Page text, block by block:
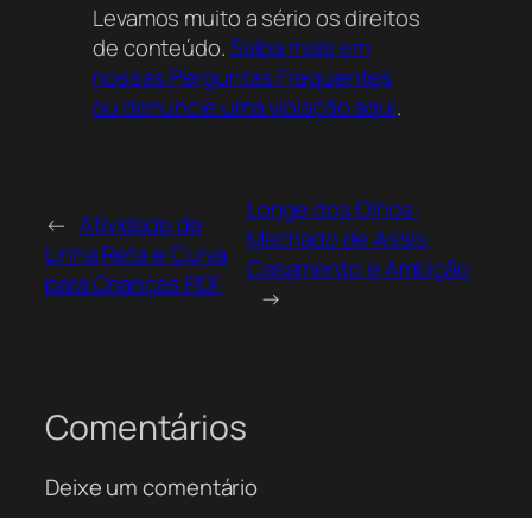
neste local do Acervo Online, disponível para
download gratuito.
Levamos muito a sério os direitos
de conteúdo.Saiba mais em
nossas Perguntas Frequentes
ou denuncie uma violação aqui.
← Atividade de
Linha Reta e Curva
para Crianças PDF
Longe dos Olhos:
Machado de Assis,
Casamento e Ambição
→
Comentários
Deixe um comentário